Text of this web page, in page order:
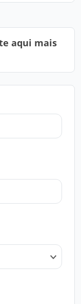
aqui mais